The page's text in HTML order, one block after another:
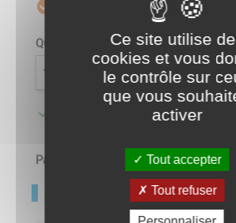
check_circle_outline
Livré sous 5 à 10 jours
Quantité
 AJOUTER AU
 Disponible usine - Livré sous 5 à
Partager
FICHE TECHNIQUE
Ce site utilise
cookies et vous
le contrôle sur
que vous
activer
Tout accepter
Tout refuser